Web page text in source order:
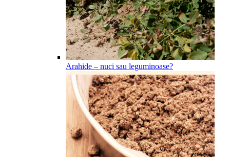
Arahide – nuci sau leguminoase?